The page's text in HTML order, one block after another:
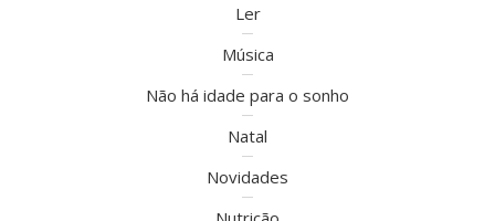
Ler
Música
Não há idade para o sonho
Natal
Novidades